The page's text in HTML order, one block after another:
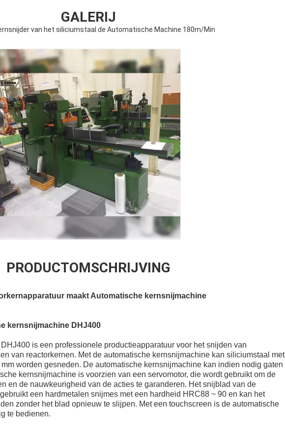
GALERIJ
van het siliciumstaal de Automatische Machine 180m/Min
PRODUCTOMSCHRIJVING
maakt Automatische kernsnijmachine
kernsnijmachine DHJ400
is een professionele productieapparatuur voor het snijden van
van reactorkernen. Met de automatische kernsnijmachine kan siliciumstaal met
worden gesneden. De automatische kernsnijmachine kan indien nodig gaten
kernsnijmachine is voorzien van een servomotor, die wordt gebruikt om de
en de nauwkeurigheid van de acties te garanderen. Het snijblad van de
een hardmetalen snijmes met een hardheid HRC88 ~ 90 en kan het
zonder het blad opnieuw te slijpen. Met een touchscreen is de automatische
te bedienen.